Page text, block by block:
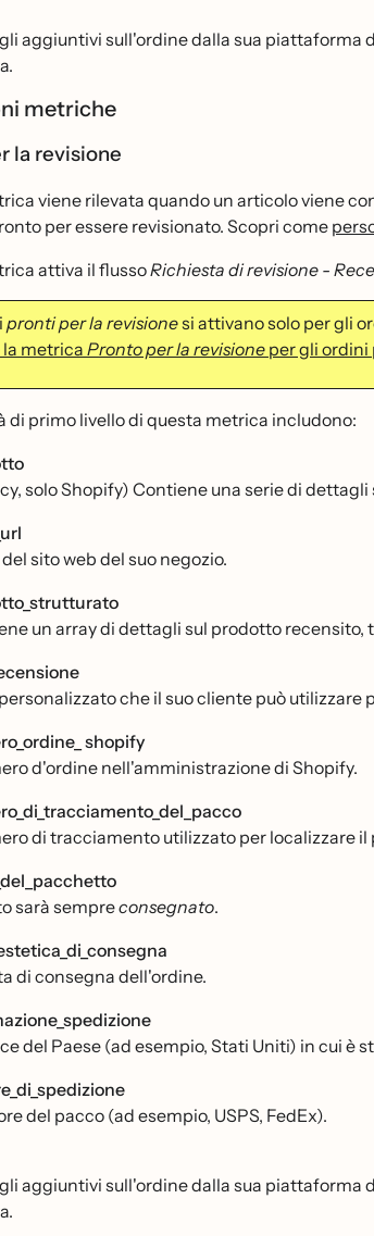
aggiuntivi sull'ordine dalla sua piattaforma
metriche
la revisione
viene rilevata quando un articolo viene
per essere revisionato. Scopri come
attiva il flussoRichiesta di revisione -
pronti per la revisionesi attivano solo per gli
metrica Pronto per la revisione per gli ordini
di primo livello di questa metrica includono:
solo Shopify) Contiene una serie di
del sito web del suo negozio.
un array di dettagli sul prodotto recensito,
che il suo cliente può utilizzare
shopify
d'ordine nell'amministrazione di Shopify.
di tracciamento utilizzato per localizzare il
sarà sempreconsegnato.
di consegna dell'ordine.
del Paese (ad esempio, Stati Uniti) in cui è
del pacco (ad esempio, USPS, FedEx).
aggiuntivi sull'ordine dalla sua piattaforma